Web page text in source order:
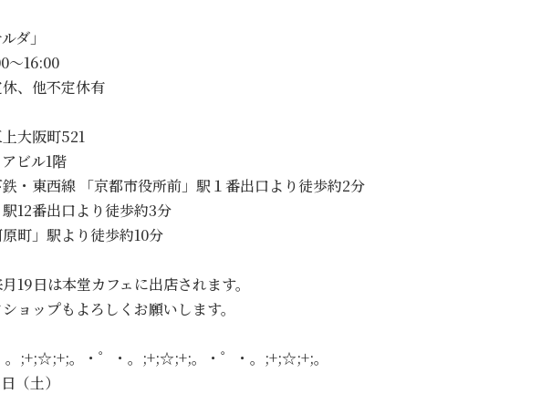
ダ」
〜16:00
、他不定休有
大阪町521
ビル1階
・東西線 「京都市役所前」駅１番出口より徒歩約2分
12番出口より徒歩約3分
町」駅より徒歩約10分
19日は本堂カフェに出店されます。
ョップもよろしくお願いします。
;+;☆;+;。・゜・。;+;☆;+;。・゜・。;+;☆;+;。
（土）